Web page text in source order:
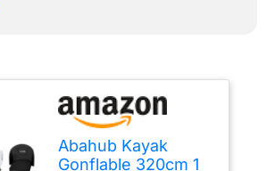
Abahub Kayak
Gonflable 320cm 1